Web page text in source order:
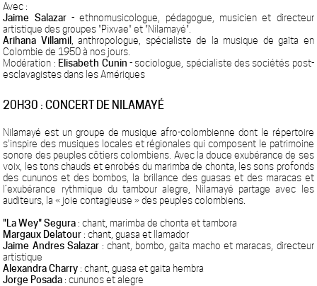
Avec :
Jaime Salazar- ethnomusicologue, pédagogue, musicien et directeur
artistique des groupes "Pixvae" et "Nilamayé".
Arihana Villamil
, anthropologue, spécialiste de la musique de gaïta en
Colombie de 1950 à nos jours.
Modération : Elisabeth Cunin - sociologue, spécialiste des sociétés post-
esclavagistes dans les Amériques
20H30 : CONCERT DE NILAMAYÉ
Nilamayé est un groupe de musique afro-colombienne dont le répertoire
s'inspire des musiques locales et régionales qui composent le patrimoine
sonore des peuples côtiers colombiens. Avec la douce exubérance de ses
voix, les tons chauds et enrobés du marimba de chonta, les sons profonds
des cununos et des bombos, la brillance des guasas et des maracas et
l’exubérance rythmique du tambour alegre, Nilamayé partage avec les
auditeurs, la « joie contagieuse » des peuples colombiens.
"La Wey" Segura : chant, marimba de chonta et tambora
Margaux Delatour : chant, guasa et llamador
Jaime Andres Salazar: chant, bombo, gaita macho et maracas, directeur
artistique
Alexandra Charry : chant, guasa et gaita hembra
Jorge Posada : cununos et alegre